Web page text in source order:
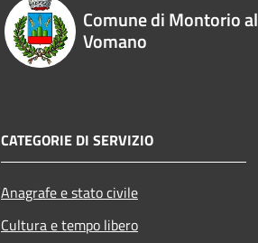
Comune di Montorio al
Vomano
CATEGORIE DI SERVIZIO
Anagrafe e stato civile
Cultura e tempo libero